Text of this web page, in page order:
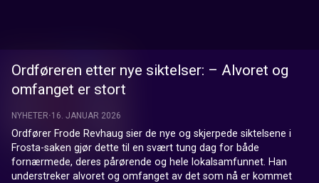
Ordføreren etter nye siktelser: – Alvoret og
omfanget er stort
NYHETER 16. JANUAR 2026
Ordfører Frode Revhaug sier de nye og skjerpede siktelsene i
Frosta-saken gjør dette til en svært tung dag for både
fornærmede, deres pårørende og hele lokalsamfunnet. Han
understreker alvoret og omfanget av det som nå er kommet